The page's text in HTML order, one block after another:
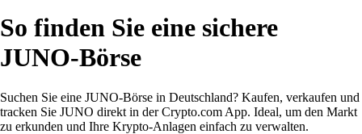
So finden Sie eine sichere
JUNO-Börse
Suchen Sie eine JUNO-Börse in Deutschland? Kaufen, verkaufen und
tracken Sie JUNO direkt in der Crypto.com App. Ideal, um den Markt
zu erkunden und Ihre Krypto-Anlagen einfach zu verwalten.